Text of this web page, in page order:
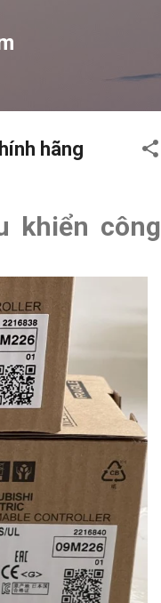
hãng
khiển công